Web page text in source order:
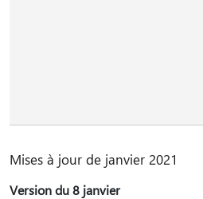
Mises à jour de janvier 2021
Version du 8 janvier